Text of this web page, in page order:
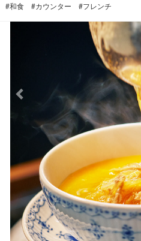
#和食 #カウンター #フレンチ